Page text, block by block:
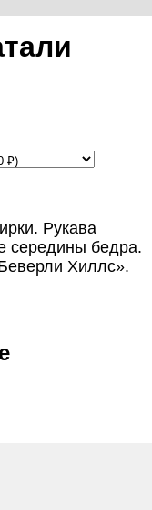
Рукава
середины бедра.
Хиллс».